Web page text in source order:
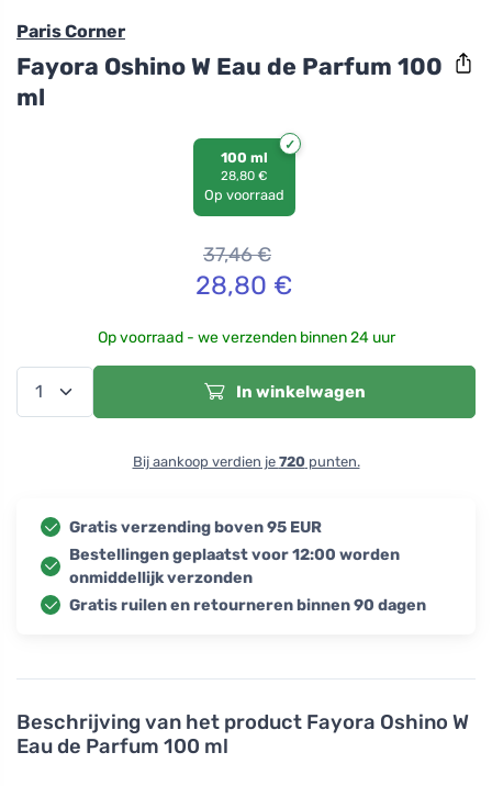
Beschrijving van het product Fayora Oshino W
Eau de Parfum 100 ml
Paris Corner
Fayora Oshino W Eau de Parfum 100
ml
100 ml
28,80 €
Op voorraad
37,46€
28,80 €
Op voorraad - we verzenden binnen 24 uur
In winkelwagen
Bij aankoop verdien je 720punten.
Gratis verzending boven 95 EUR
Bestellingen geplaatst voor 12:00 worden
onmiddellijk verzonden
Gratis ruilen en retourneren binnen 90 dagen